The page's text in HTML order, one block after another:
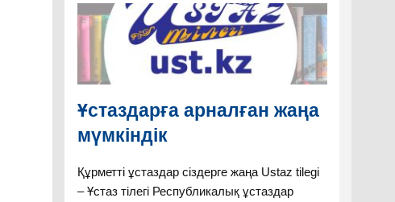
Ұстаздарға арналған жаңа
мүмкіндік
Құрметті ұстаздар сіздерге жаңа Ustaz tilegi
– Ұстаз тілегі Республикалық ұстаздар